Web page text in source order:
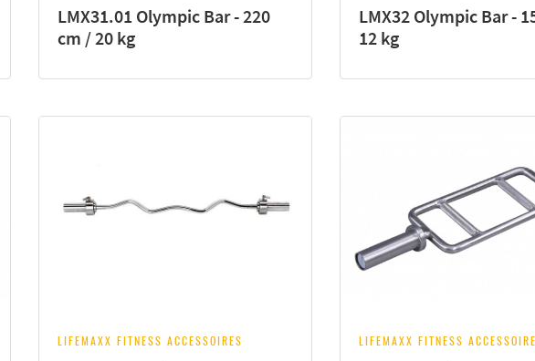
LMX31.01 Olympic Bar - 220
cm / 20 kg
LMX32 Olympic Bar -
12 kg
LIFEMAXX FITNESS ACCESSOIRES LIFEMAXX FITNESS